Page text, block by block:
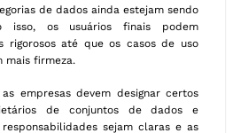
de dados ainda estejam sendo
isso, os usuários finais podem
rigorosos até que os casos de uso
mais firmeza.
empresas devem designar certos
de conjuntos de dados e
sejam claras e as